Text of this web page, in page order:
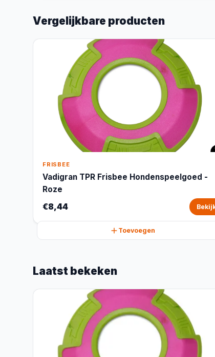
Vergelijkbare producten
FRISBEE
Vadigran TPR Frisbee Hondenspeelgoed -
Roze
€8,44
Toevoegen
Laatst bekeken